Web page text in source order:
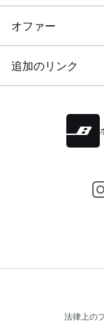
オファー
追加のリンク
法律上の